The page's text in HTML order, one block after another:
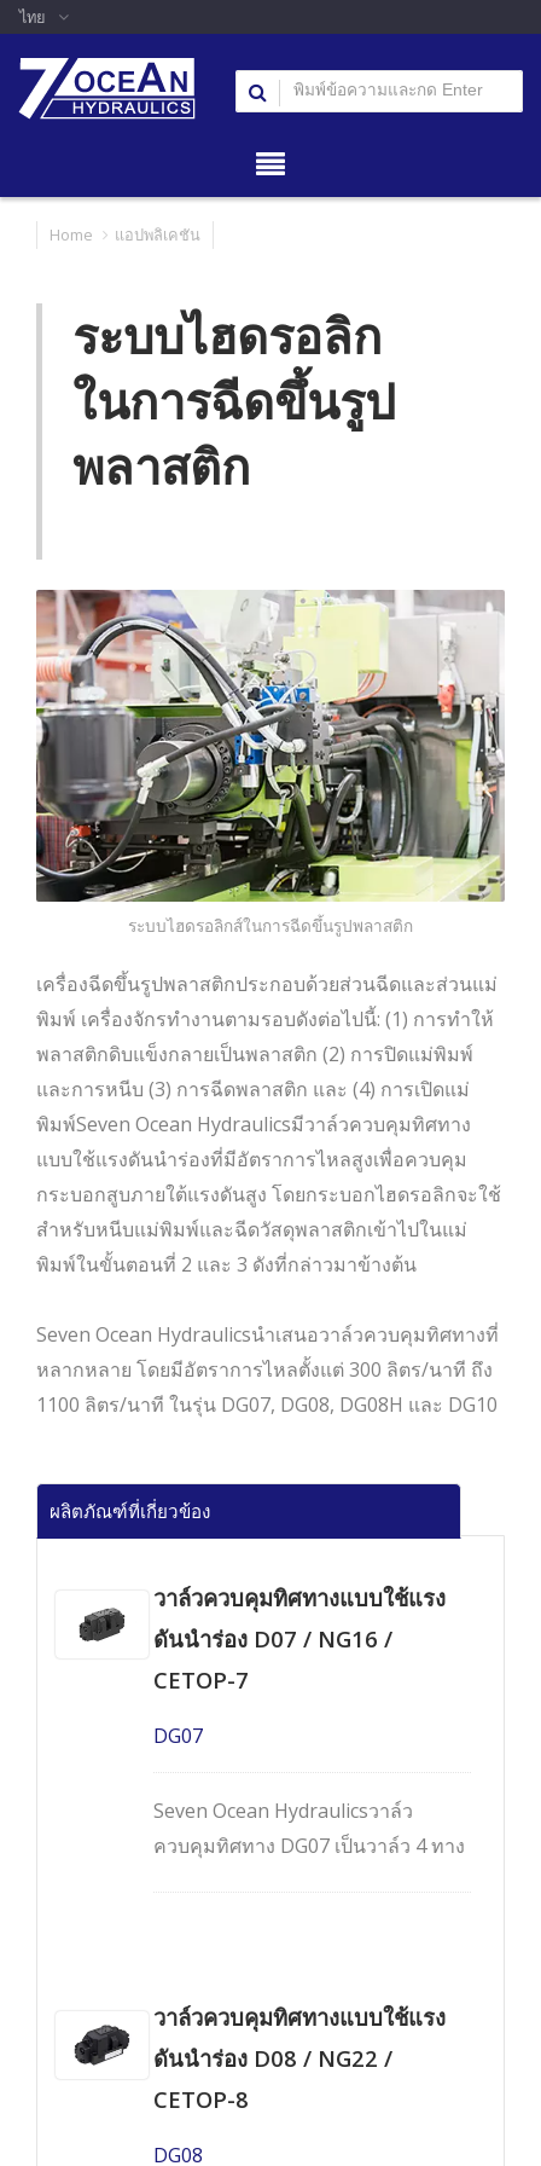
ไทย
Home แอปพลิเคชัน
ระบบไฮดรอลิก
ในการฉีดขึ้นรูป
พลาสติก
ระบบไฮดรอลิกส์ในการฉีดขึ้นรูปพลาสติก
เครื่องฉีดขึ้นรูปพลาสติกประกอบด้วยส่วนฉีดและส่วนแม่
พิมพ์ เครื่องจักรทำงานตามรอบดังต่อไปนี้: (1) การทำให้
พลาสติกดิบแข็งกลายเป็นพลาสติก (2) การปิดแม่พิมพ์
และการหนีบ (3) การฉีดพลาสติก และ (4) การเปิดแม่
พิมพ์Seven Ocean Hydraulicsมีวาล์วควบคุมทิศทาง
แบบใช้แรงดันนำร่องที่มีอัตราการไหลสูงเพื่อควบคุม
กระบอกสูบภายใต้แรงดันสูง โดยกระบอกไฮดรอลิกจะใช้
สำหรับหนีบแม่พิมพ์และฉีดวัสดุพลาสติกเข้าไปในแม่
พิมพ์ในขั้นตอนที่ 2 และ 3 ดังที่กล่าวมาข้างต้น
Seven Ocean Hydraulicsนำเสนอวาล์วควบคุมทิศทางที่
หลากหลาย โดยมีอัตราการไหลตั้งแต่ 300 ลิตร/นาที ถึง
1100 ลิตร/นาที ในรุ่น DG07, DG08, DG08H และ DG10
ผลิตภัณฑ์ที่เกี่ยวข้อง
วาล์วควบคุมทิศทางแบบใช้แรง
ดันนำร่อง D07 / NG16 /
CETOP-7
DG07
Seven Ocean Hydraulicsวาล์ว
ควบคุมทิศทาง DG07 เป็นวาล์ว 4 ทาง
ติดตั้งบนแผงร่วม (manifold mounted
valves) ที่เป็นไปตามรูปแบบการติดตั้ง
Cetop-7, NG16 และ NFPA-D07
วาล์วควบคุมทิศทางแบบใช้แรง
ดันนำร่อง D08 / NG22 /
CETOP-8
DG08